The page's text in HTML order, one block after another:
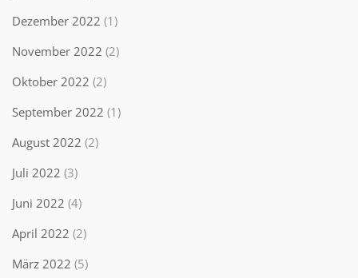
Dezember 2022 (1)
November 2022 (2)
Oktober 2022 (2)
September 2022 (1)
August 2022 (2)
Juli 2022 (3)
Juni 2022 (4)
April 2022 (2)
März 2022 (5)